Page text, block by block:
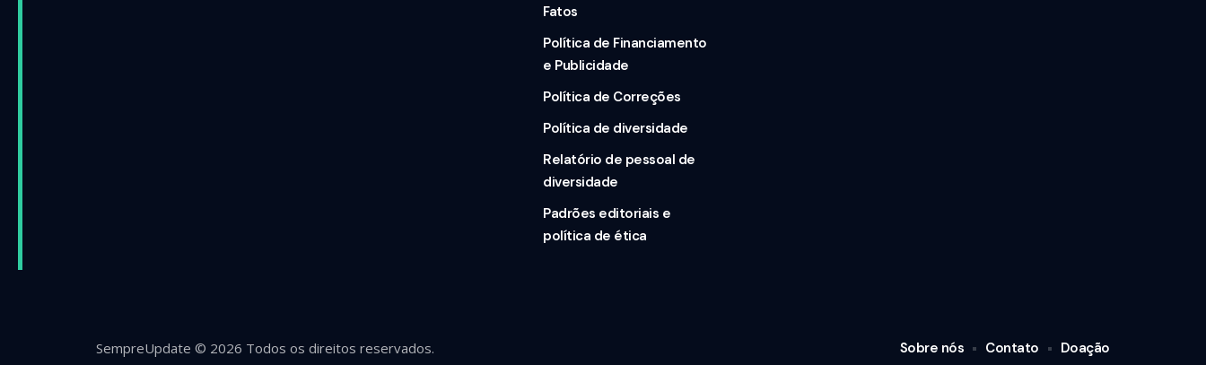
Fatos
Política de Financiamento
e Publicidade
Política de Correções
Política de diversidade
Relatório de pessoal de
diversidade
Padrões editoriais e
política de ética
SempreUpdate © 2026 Todos os direitos reservados. Sobre nós Contato Doação